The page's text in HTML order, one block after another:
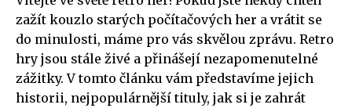
zažít kouzlo starých počítačových her a vrátit se
do minulosti, máme pro vás skvělou zprávu. Retro
hry jsou stále živé a přinášejí nezapomenutelné
zážitky. V tomto článku vám představíme jejich
historii, nejpopulárnější tituly, jak si je zahrát